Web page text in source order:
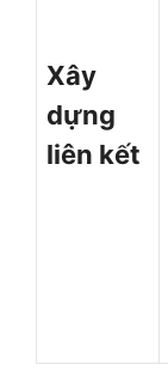
Xây
dựng
liên kết